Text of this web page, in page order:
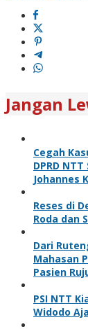
Jangan
Cegah
DPRD
Johannes
Reses di
Roda dan
Dari
Mahasan
Pasien
PSI NTT
Widodo